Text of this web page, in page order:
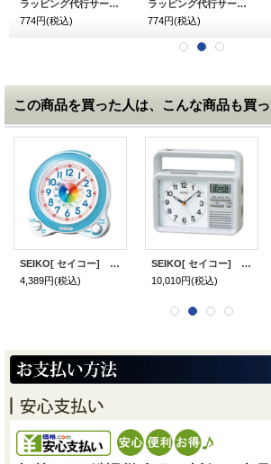
ラッピング代行サービス メンズ用 チョコ
774円(税込)
ラッピング代行サービス メンズ用 和柄 青
774円(税込)
この商品を買った人は、こんな商品も買
SEIKO[ セイコー] セイコークロック KR887L 電波目覚まし時計 知育時計 正規品
4,389円(税込)
SEIKO[ セイコー] セイコークロック KR885N 目覚まし時計 防災クロック 正規品
10,010円(税込)